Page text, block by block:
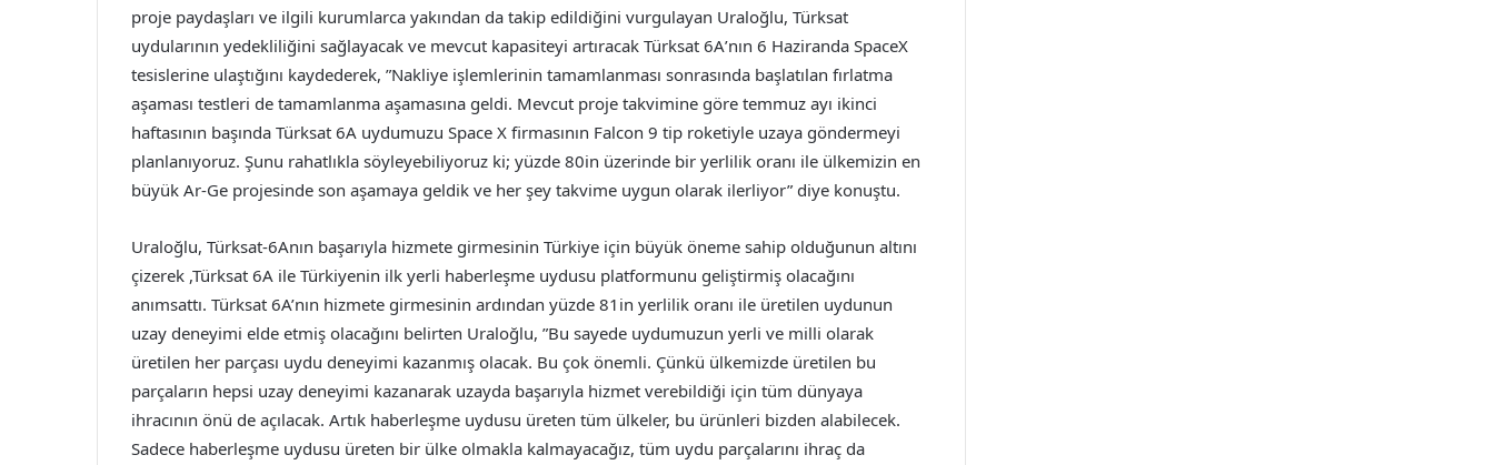
proje paydaşları ve ilgili kurumlarca yakından da takip edildiğini vurgulayan Uraloğlu, Türksat
uydularının yedekliliğini sağlayacak ve mevcut kapasiteyi artıracak Türksat 6A’nın 6 Haziranda SpaceX
tesislerine ulaştığını kaydederek, ”Nakliye işlemlerinin tamamlanması sonrasında başlatılan fırlatma
aşaması testleri de tamamlanma aşamasına geldi. Mevcut proje takvimine göre temmuz ayı ikinci
haftasının başında Türksat 6A uydumuzu Space X firmasının Falcon 9 tip roketiyle uzaya göndermeyi
planlanıyoruz. Şunu rahatlıkla söyleyebiliyoruz ki; yüzde 80in üzerinde bir yerlilik oranı ile ülkemizin en
büyük Ar-Ge projesinde son aşamaya geldik ve her şey takvime uygun olarak ilerliyor” diye konuştu.
Uraloğlu, Türksat-6Anın başarıyla hizmete girmesinin Türkiye için büyük öneme sahip olduğunun altını
çizerek ,Türksat 6A ile Türkiyenin ilk yerli haberleşme uydusu platformunu geliştirmiş olacağını
anımsattı. Türksat 6A’nın hizmete girmesinin ardından yüzde 81in yerlilik oranı ile üretilen uydunun
uzay deneyimi elde etmiş olacağını belirten Uraloğlu, ”Bu sayede uydumuzun yerli ve milli olarak
üretilen her parçası uydu deneyimi kazanmış olacak. Bu çok önemli. Çünkü ülkemizde üretilen bu
parçaların hepsi uzay deneyimi kazanarak uzayda başarıyla hizmet verebildiği için tüm dünyaya
ihracının önü de açılacak. Artık haberleşme uydusu üreten tüm ülkeler, bu ürünleri bizden alabilecek.
Sadece haberleşme uydusu üreten bir ülke olmakla kalmayacağız, tüm uydu parçalarını ihraç da